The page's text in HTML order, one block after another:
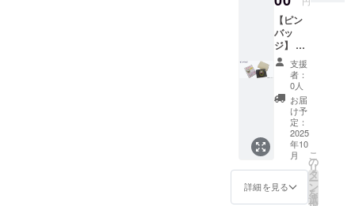
24ガス
ホール
福
岡県福
岡市博
多区千
代1-17-
1 アク
セス：
福岡市
地下鉄
「千代
駅」か
らすぐ
りげな
く使え
ます。
ぜひ身
に着け
て、応
援の気
持ちを
表現し
てくだ
さい。
■キーホ
ルダー
につい
て 素
材の木
材にシ
ンプル
な加工
でさり
げなく
使えま
す。 ぜ
ひ身に
着け
て、応
援の気
持ちを
表現し
てくだ
【ピン
バッ
ジ】 ま
ぜこぜ
むらロ
ゴマー
クのオ
リジナ
ルピン
バッ
ジ。 ま
ぜこぜ
を表す
「おに
ぎり」
支援
者：
0人
お届
け予
定：
2025
年10
月
詳細を見る
こ
の
リ
タ
ー
ン
を
選